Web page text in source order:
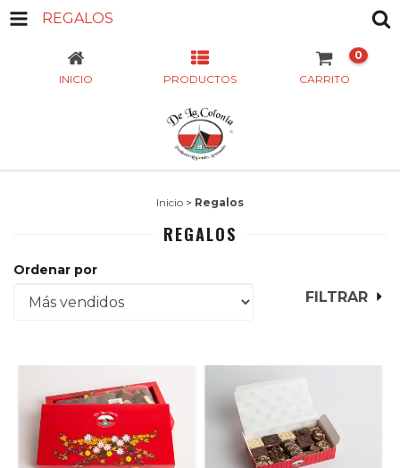
REGALOS
INICIO PRODUCTOS CARRITO
0
Inicio > Regalos
REGALOS
Ordenar por
FILTRAR